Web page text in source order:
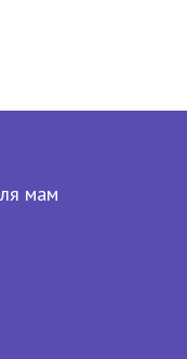
мам